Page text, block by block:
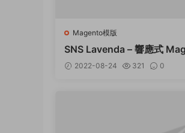
Magento模版
SNS Lavenda – 響應式
1
2022-08-24 321 0